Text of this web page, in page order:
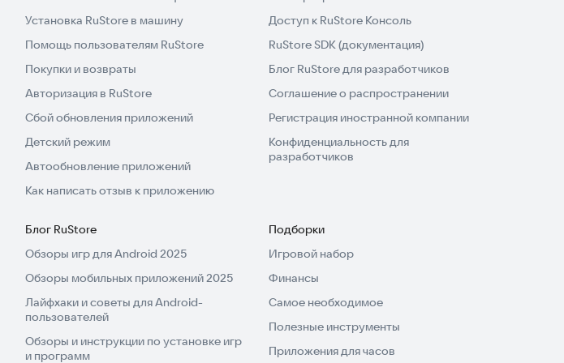
Установка RuStore в машину
Помощь пользователям RuStore
Покупки и возвраты
Авторизация в RuStore
Сбой обновления приложений
Детский режим
Автообновление приложений
Как написать отзыв к приложению
Доступ к RuStore Консоль
RuStore SDK (документация)
Блог RuStore для разработчиков
Соглашение о распространении
Регистрация иностранной компании
Конфиденциальность для
разработчиков
Блог RuStore
Обзоры игр для Android 2025
Обзоры мобильных приложений 2025
Лайфхаки и советы для Android-
пользователей
Обзоры и инструкции по установке игр
и программ
Подборки
Игровой набор
Финансы
Самое необходимое
Полезные инструменты
Приложения для часов